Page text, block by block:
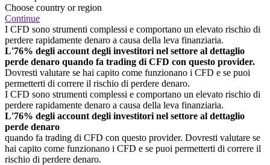
Choose country or region
Continue
I CFD sono strumenti complessi e comportano un elevato rischio di
perdere rapidamente denaro a causa della leva finanziaria.
L'76% degli account degli investitori nel settore al dettaglio
perde denaro quando fa trading di CFD con questo provider.
Dovresti valutare se hai capito come funzionano i CFD e se puoi
permetterti di correre il rischio di perdere denaro.
I CFD sono strumenti complessi e comportano un elevato rischio di
perdere rapidamente denaro a causa della leva finanziaria.
L'76% degli account degli investitori nel settore al dettaglio
perde denaro
quando fa trading di CFD con questo provider. Dovresti valutare se
hai capito come funzionano i CFD e se puoi permetterti di correre il
rischio di perdere denaro.